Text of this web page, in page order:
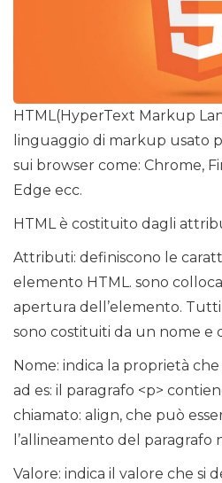
HTML(HyperText Markup
linguaggio di markup usato
sui browser come: Chrome,
Edge ecc.
HTML è costituito dagli
Attributi: definiscono le
elemento HTML. sono
apertura dell’elemento.
sono costituiti da un nome e
Nome: indica la proprietà
ad es: il paragrafo <p>
chiamato: align, che può
l’allineamento del paragrafo
Valore: indica il valore che si